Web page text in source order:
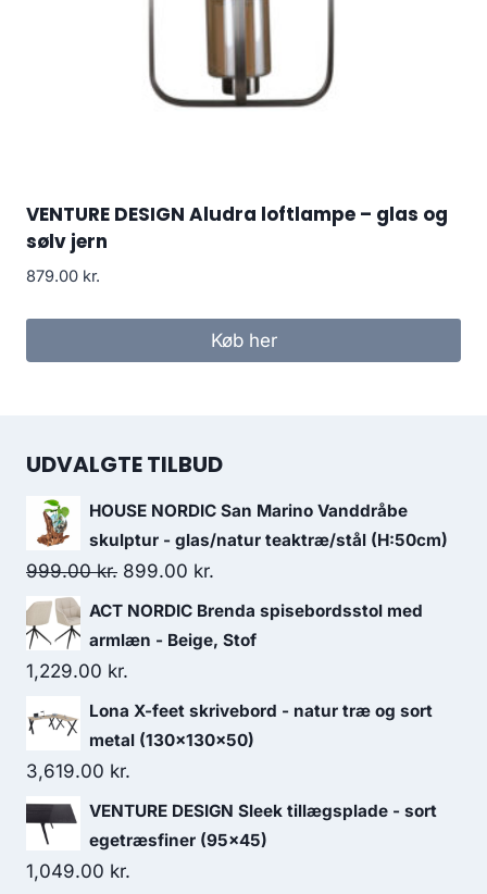
VENTURE DESIGN Aludra loftlampe – glas og
sølv jern
879.00 kr.
Køb her
UDVALGTE TILBUD
HOUSE NORDIC San Marino Vanddråbe
skulptur - glas/natur teaktræ/stål (H:50cm)
999.00kr. 899.00 kr.
ACT NORDIC Brenda spisebordsstol med
armlæn - Beige, Stof
1,229.00 kr.
Lona X-feet skrivebord - natur træ og sort
metal (130x130x50)
3,619.00 kr.
VENTURE DESIGN Sleek tillægsplade - sort
egetræsfiner (95x45)
1,049.00 kr.